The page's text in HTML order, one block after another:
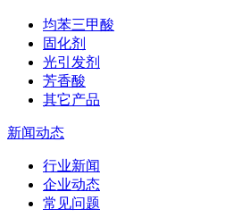
均苯三甲酸
固化剂
光引发剂
芳香酸
其它产品
新闻动态
行业新闻
企业动态
常见问题